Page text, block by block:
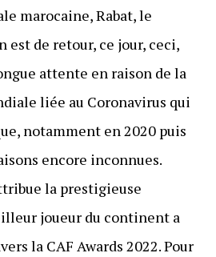
marocaine, Rabat, le
est de retour, ce jour, ceci,
attente en raison de la
liée au Coronavirus qui
notamment en 2020 puis
encore inconnues.
la prestigieuse
joueur du continent a
la CAF Awards 2022. Pour